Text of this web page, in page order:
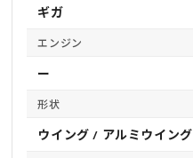
ギガ
エンジン
ー
形状
ウイング / アルミウイング